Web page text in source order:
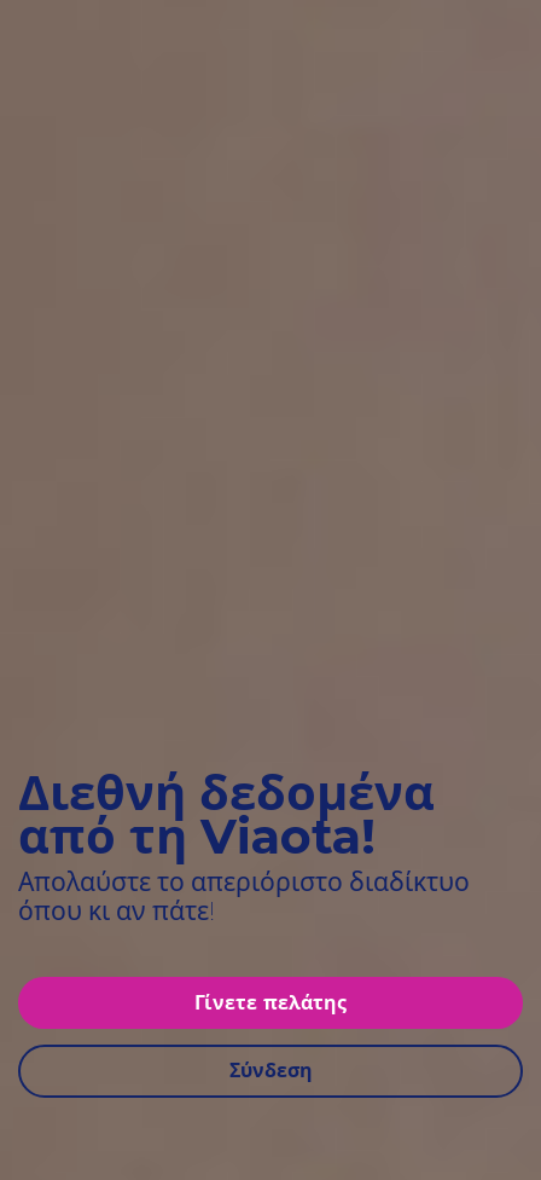
Διεθνή δεδομένα
από τη Viaota!
Απολαύστε το απεριόριστο διαδίκτυο
όπου κι αν πάτε!
Γίνετε πελάτης
Σύνδεση